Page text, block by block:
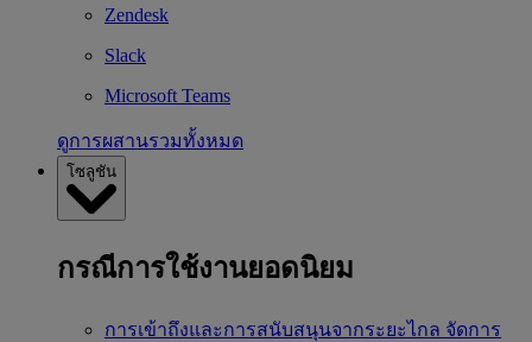
Zendesk
Slack
Microsoft Teams
ดูการผสานรวมทั้งหมด
โซลูชัน
กรณีการใช้งานยอดนิยม
การเข้าถึงและการสนับสนุนจากระยะไกล จัดการ